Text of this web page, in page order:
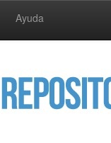
Ayuda